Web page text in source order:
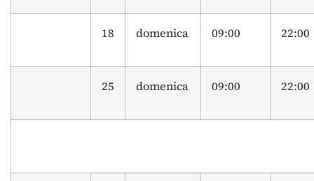
18 domenica 09:00 22:00
25 domenica 09:00 22:00